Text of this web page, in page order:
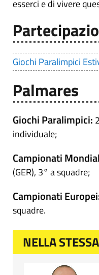
esserci e di vivere
Giochi Paralimpici
Palmares
Giochi Paralimpici:
individuale;
Campionati
(GER), 3° a squadre;
Campionati
squadre.
NELLA